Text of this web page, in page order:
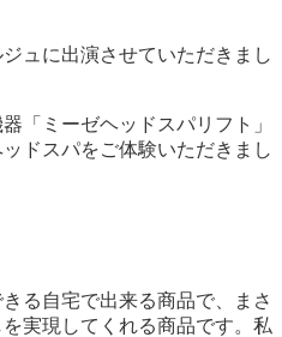
ュに出演させていただきまし
「ミーゼヘッドスパリフト」
ドスパをご体験いただきまし
る自宅で出来る商品で、まさ
実現してくれる商品です。私